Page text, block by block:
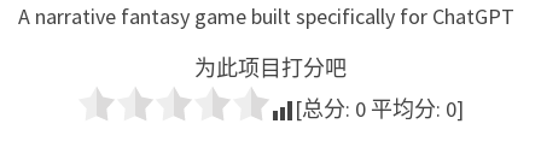
A narrative fantasy game built specifically for ChatGPT
为此项目打分吧
[总分: 0 平均分: 0]